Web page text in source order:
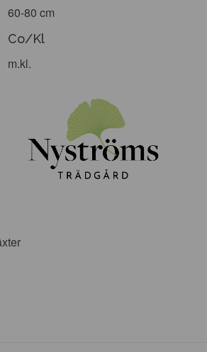
60-80 cm
Co/Kl
m.kl.